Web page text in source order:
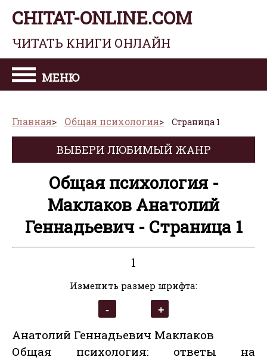
CHITAT-ONLINE.COM
ЧИТАТЬ КНИГИ ОНЛАЙН
МЕНЮ
Главная Общая психология Страница 1
ВЫБЕРИ ЛЮБИМЫЙ ЖАНР
Общая психология -
Маклаков Анатолий
Геннадьевич - Страница 1
1
Изменить размер шрифта:
Анатолий Геннадьевич Маклаков
Общая психология: ответы на